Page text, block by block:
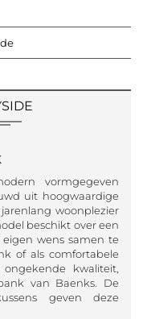
vormgegeven
uit hoogwaardige
woonplezier
beschikt over een
wens samen te
of als comfortabele
kwaliteit,
van Baenks. De
geven deze